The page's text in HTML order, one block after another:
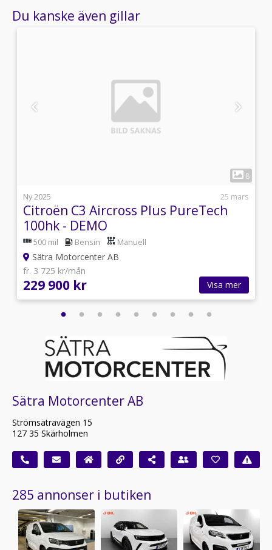
Du kanske även gillar
8
Ny 2025
25 mars
Citroën C3 Aircross Plus PureTech
100hk - DEMO
500 mil Bensin Manuell
Sätra Motorcenter AB
fr. 3 725 kr/mån
229 900 kr Visa mer
Sätra Motorcenter AB
Strömsätravägen 15
127 35 Skärholmen
285 annonser i butiken